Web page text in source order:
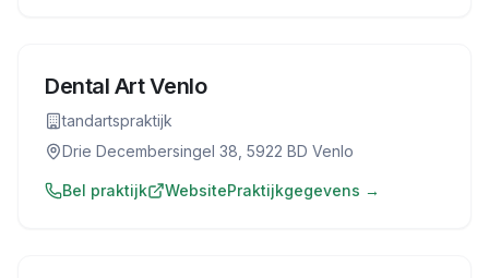
Dental Art Venlo
tandartspraktijk
Drie Decembersingel 38, 5922 BD Venlo
Bel praktijk WebsitePraktijkgegevens →